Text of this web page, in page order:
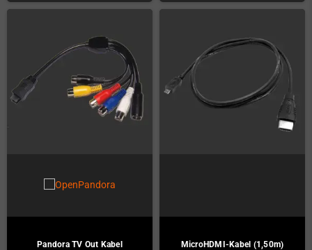
Pandora TV Out Kabel MicroHDMI-Kabel (1,50m)